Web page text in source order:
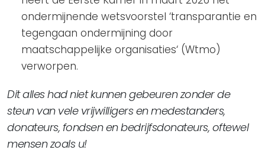
ondermijnende wetsvoorstel ‘transparantie en
tegengaan ondermijning door
maatschappelijke organisaties‘ (Wtmo)
verworpen.
Dit alles had niet kunnen gebeuren zonder de
steun van vele vrijwilligers en medestanders,
donateurs, fondsen en bedrijfsdonateurs, oftewel
mensen zoals u!